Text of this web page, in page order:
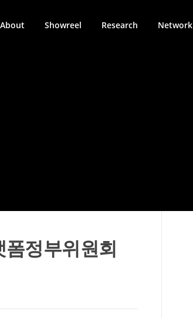
About Showreel Research Network
정부위원회